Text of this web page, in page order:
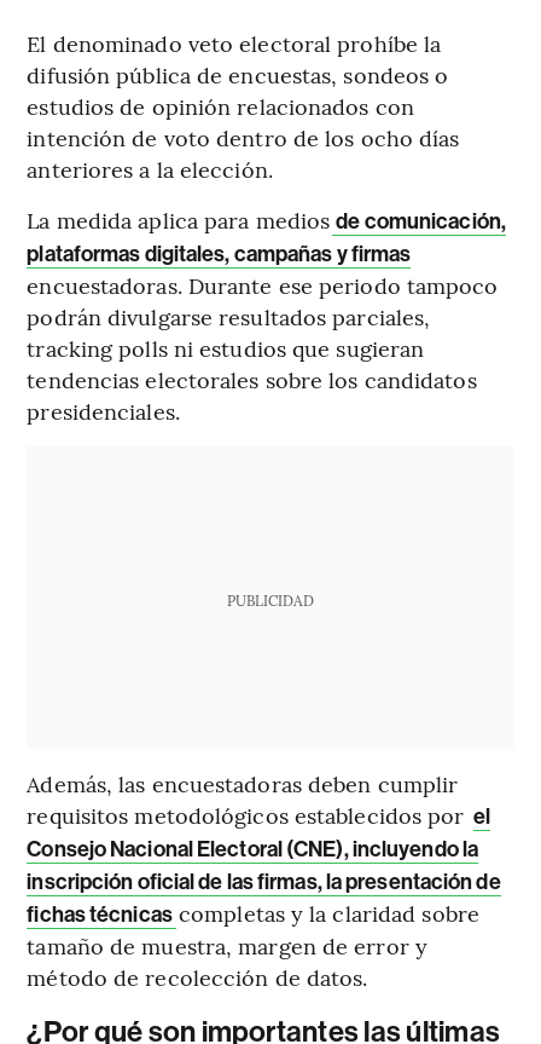
El denominado veto electoral prohíbe la
difusión pública de encuestas, sondeos o
estudios de opinión relacionados con
intención de voto dentro de los ocho días
anteriores a la elección.
La medida aplica para medios de comunicación,
plataformas digitales, campañas y firmas
encuestadoras. Durante ese periodo tampoco
podrán divulgarse resultados parciales,
tracking polls ni estudios que sugieran
tendencias electorales sobre los candidatos
presidenciales.
PUBLICIDAD
Además, las encuestadoras deben cumplir
requisitos metodológicos establecidos por el
Consejo Nacional Electoral (CNE), incluyendo la
inscripción oficial de las firmas, la presentación de
fichas técnicas completas y la claridad sobre
tamaño de muestra, margen de error y
método de recolección de datos.
¿Por qué son importantes las últimas